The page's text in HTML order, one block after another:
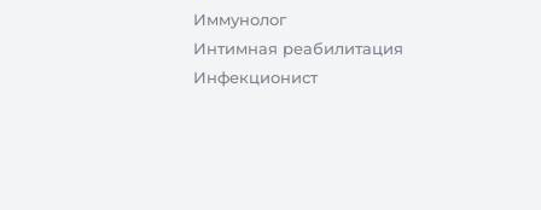
Иммунолог
Интимная реабилитация
Инфекционист